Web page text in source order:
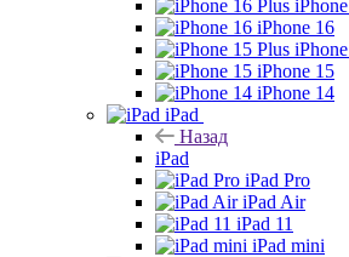
iPhone 16
iPhone 15
iPhone 14
iPad
Назад
iPad
iPad Pro
iPad Air
iPad 11
iPad mini